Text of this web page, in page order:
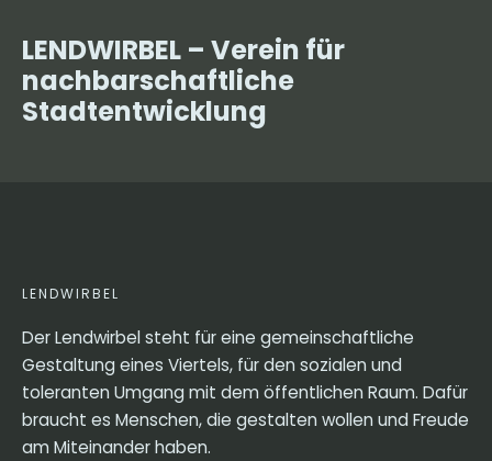
LENDWIRBEL – Verein für
nachbarschaftliche
Stadtentwicklung
LENDWIRBEL
Der Lendwirbel steht für eine gemeinschaftliche
Gestaltung eines Viertels, für den sozialen und
toleranten Umgang mit dem öffentlichen Raum. Dafür
braucht es Menschen, die gestalten wollen und Freude
am Miteinander haben.